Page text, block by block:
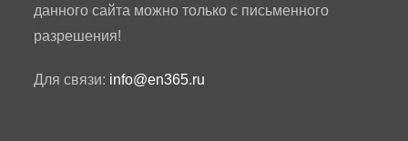
данного сайта можно только с письменного
разрешения!
Для связи: info@en365.ru